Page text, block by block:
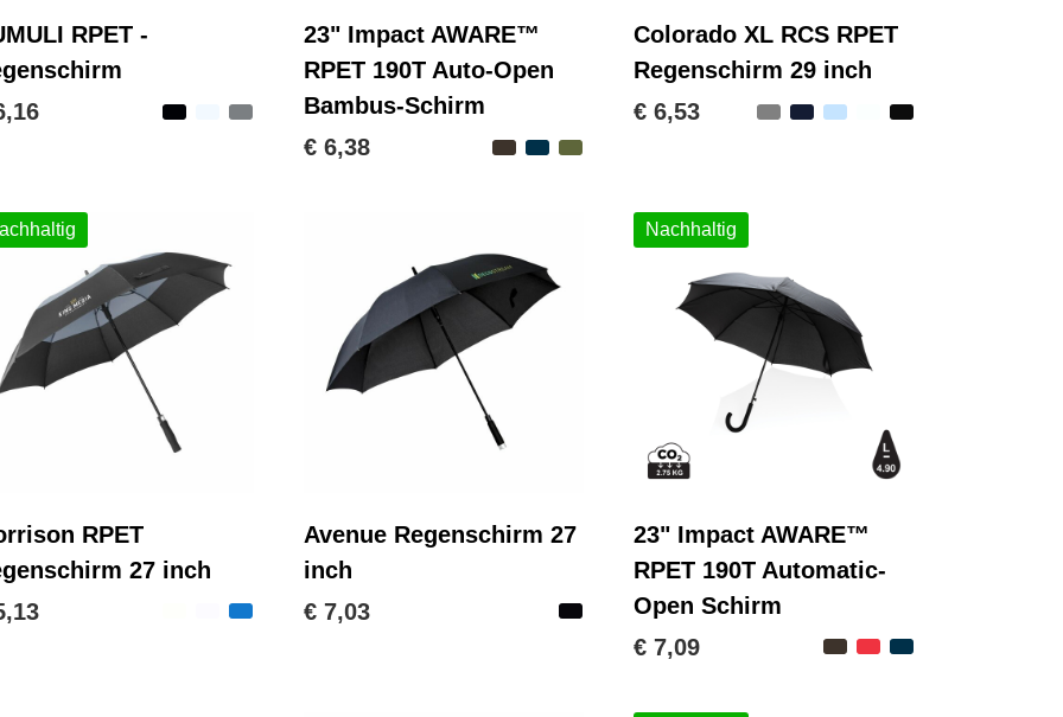
RPET -
23" Impact AWARE™
RPET 190T Auto-Open
Bambus-Schirm
€ 6,38
Colorado XL RCS RPET
Regenschirm 29 inch
€ 6,53
RPET
27 inch
Avenue Regenschirm 27
inch
€ 7,03
Nachhaltig
23" Impact AWARE™
RPET 190T Automatic-
Open Schirm
€ 7,09